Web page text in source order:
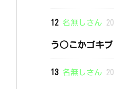
12 名無しさん
う○こかゴキブ
13 名無しさん